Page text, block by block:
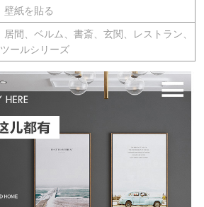
壁紙を貼る
居間、ベルム、書斎、玄関、レストラン、
ツールシリーズ